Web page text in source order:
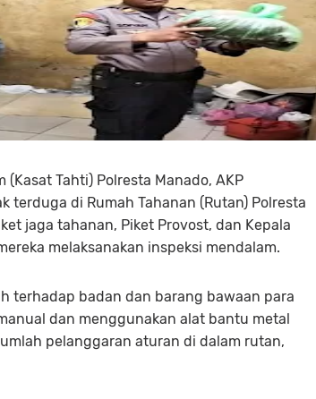
Tahti) Polresta Manado, AKP
terduga di Rumah Tahanan (Rutan) Polresta
jaga tahanan, Piket Provost, dan Kepala
melaksanakan inspeksi mendalam.
terhadap badan dan barang bawaan para
dan menggunakan alat bantu metal
pelanggaran aturan di dalam rutan,